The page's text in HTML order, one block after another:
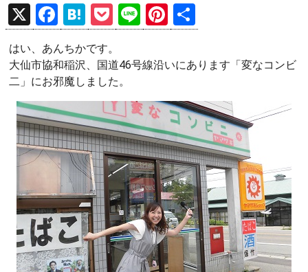
X
F
a
ce
b
o
o
k
H
at
e
n
a
P
o
ck
et
Li
n
e
Pi
nt
er
t
有
はい、あんちかです。
大仙市協和稲沢、国道46号線沿いにあります「変なコンビ
二」にお邪魔しました。